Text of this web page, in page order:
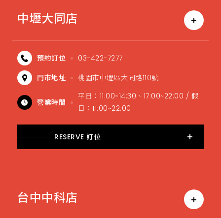
中壢大同店
預約訂位
03-422-7277
門市地址
桃園市中壢區大同路110號
營業時間
平日：11:00~14:30、17:00~22:00 / 假
日：11:00~22:00
RESERVE 訂位
台中中科店